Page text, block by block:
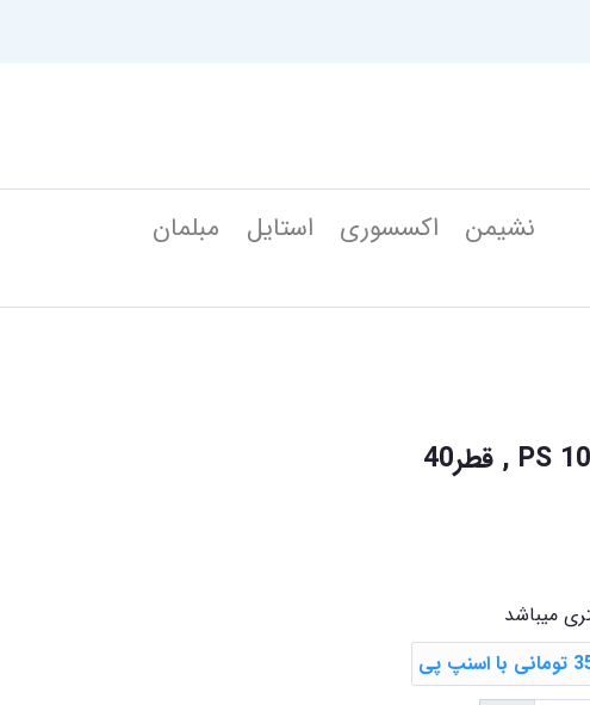
نشیمن اکسسوری استایل مبلمان
میباشد